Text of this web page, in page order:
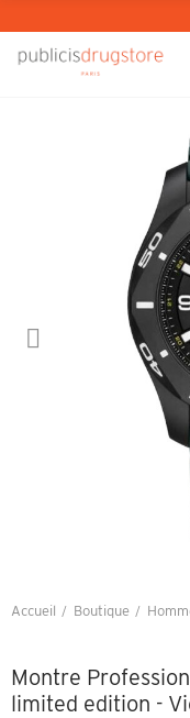
Accueil Boutique
Montre
limited edition -